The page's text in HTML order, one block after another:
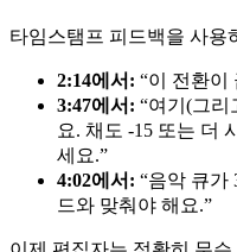
타임스탬프 피드백을 사용
2:14에서: “이 전환이
3:47에서: “여기(그리
요. 채도 -15 또는 더
세요.”
4:02에서: “음악 큐가
드와 맞춰야 해요.”